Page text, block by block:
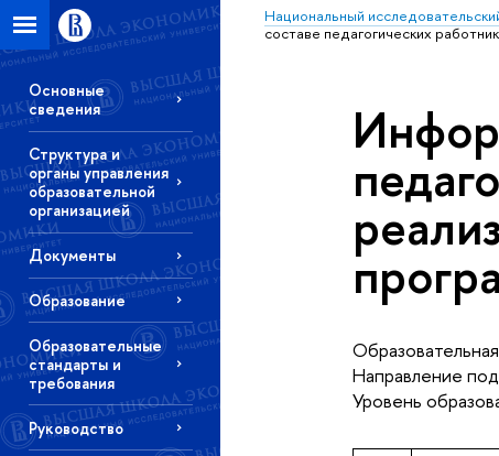
Национальный
составе педагогических
Основные
сведения
Структура и
органы управления
образовательной
организацией
Документы
Образование
Образовательные
стандарты и
требования
Руководство
Направление
Уровень